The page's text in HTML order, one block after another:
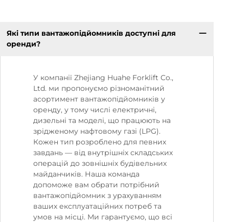
Які типи вантажопідйомників доступні для
оренди?
У компанії Zhejiang Huahe Forklift Co.,
Ltd. ми пропонуємо різноманітний
асортимент вантажопідйомників у
оренду, у тому числі електричні,
дизельні та моделі, що працюють на
зрідженому нафтовому газі (LPG).
Кожен тип розроблено для певних
завдань — від внутрішніх складських
операцій до зовнішніх будівельних
майданчиків. Наша команда
допоможе вам обрати потрібний
вантажопідйомник з урахуванням
ваших експлуатаційних потреб та
умов на місці. Ми гарантуємо, що всі